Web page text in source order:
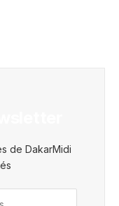
de DakarMidi